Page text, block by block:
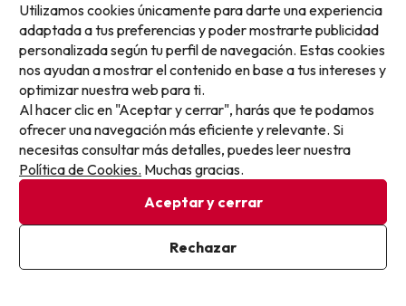
Cruza el Mediterráneo: Cerdeña
con ferry incluido
Borgo di Badesi
7.6 255 opiniones
Badesi, Italia
Solo alojamiento
Ferry desde Barcelona
Cancelación GRATIS hasta 16 días antes
agosto al 21 de septiembre de
2026
El
hotel
6.8
Utilizamos cookies únicamente para darte una experiencia
adaptada a tus preferencias y poder mostrarte publicidad
personalizada según tu perfil de navegación. Estas cookies
nos ayudan a mostrar el contenido en base a tus intereses y
optimizar nuestra web para ti.
Al hacer clic en "Aceptar y cerrar", harás que te podamos
ofrecer una navegación más eficiente y relevante. Si
necesitas consultar más detalles, puedes leer nuestra
Política de Cookies. Muchas gracias.
Aceptar y cerrar
Rechazar